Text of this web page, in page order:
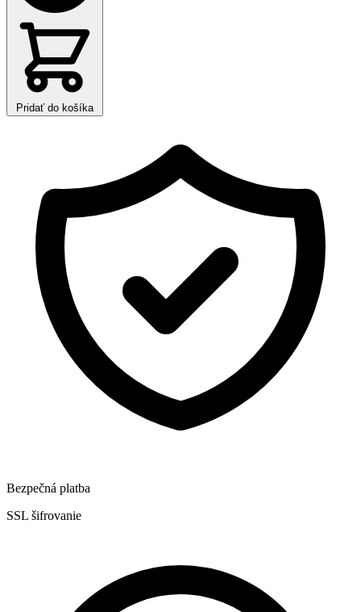
Pridať do košíka
Bezpečná platba
SSL šifrovanie